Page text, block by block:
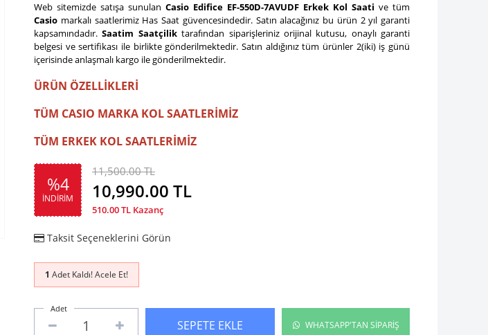
Web sitemizde satışa sunulan Casio Edifice EF-550D-7AVUDF Erkek Kol Saati ve tüm
Casio markalı saatlerimiz Has Saat güvencesindedir. Satın alacağınız bu ürün 2 yıl garanti
kapsamındadır.Saatim Saatçiliktarafından siparişleriniz orijinal kutusu, onaylı garanti
belgesi ve sertifikası ile birlikte gönderilmektedir. Satın aldığınız tüm ürünler 2(iki) iş günü
içerisinde anlaşmalı kargo ile gönderilmektedir.
ÜRÜN ÖZELLİKLERİ
TÜM CASIO MARKA KOL SAATLERİMİZ
TÜM ERKEK KOL SAATLERİMİZ
%4
İNDİRİM
11,500.00 TL
10,990.00 TL
510.00TL Kazanç
Taksit Seçeneklerini Görün
1 Adet Kaldı! Acele Et!
Adet
SEPETE EKLE WHATSAPP'TAN SİPARİŞ